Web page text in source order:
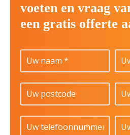
voeten en vraag
een gratis offerte